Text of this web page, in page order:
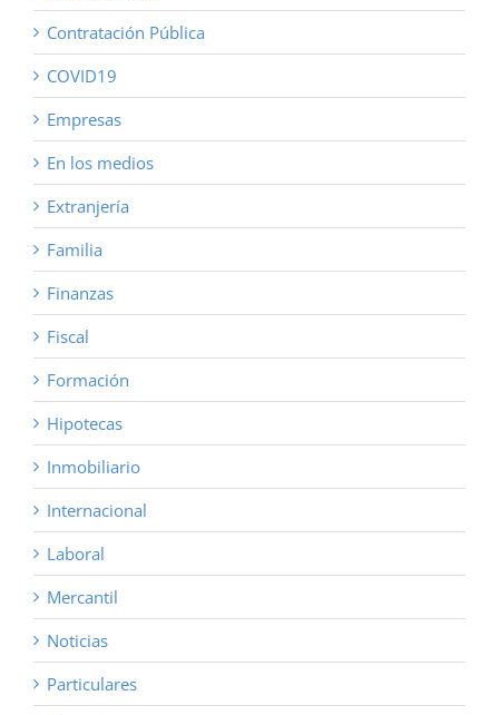
Contratación Pública
COVID19
Empresas
En los medios
Extranjería
Familia
Finanzas
Fiscal
Formación
Hipotecas
Inmobiliario
Internacional
Laboral
Mercantil
Noticias
Particulares